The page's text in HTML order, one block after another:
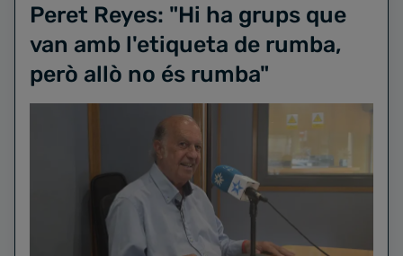
Peret Reyes: "Hi ha grups que
van amb l'etiqueta de rumba,
però allò no és rumba"